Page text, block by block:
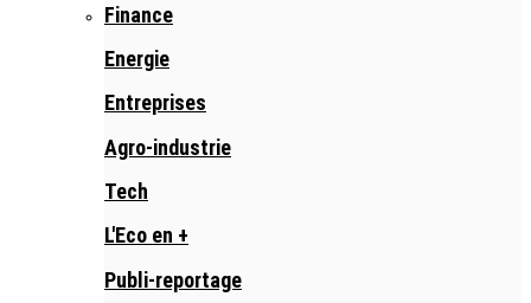
Finance
Energie
Entreprises
Agro-industrie
Tech
L'Eco en +
Publi-reportage